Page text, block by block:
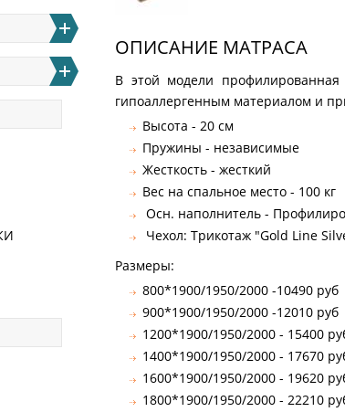
ОПИСАНИЕ МАТРАСА
В этой модели профилированная
гипоаллергенным материалом и
Высота - 20 см
Пружины - независимые
Жесткость - жесткий
Вес на спальное место - 100 кг
Осн. наполнитель -
Чехол: Трикотаж "Gold Line
Размеры:
800*1900/1950/2000 -10490 руб
900*1900/1950/2000 -12010 руб
1200*1900/1950/2000 - 15400
1400*1900/1950/2000 - 17670
1600*1900/1950/2000 - 19620
1800*1900/1950/2000 - 22210